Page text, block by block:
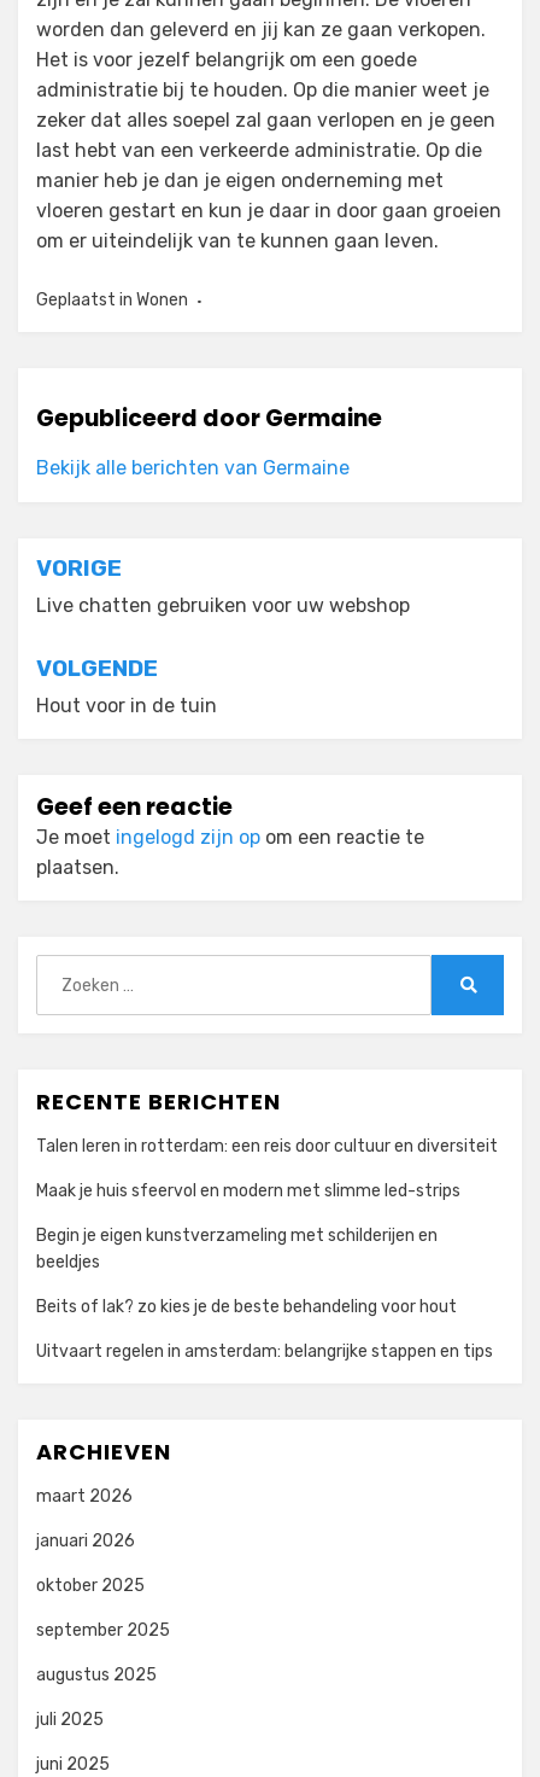
worden dan geleverd en jij kan ze gaan verkopen.
Het is voor jezelf belangrijk om een goede
administratie bij te houden. Op die manier weet je
zeker dat alles soepel zal gaan verlopen en je geen
last hebt van een verkeerde administratie. Op die
manier heb je dan je eigen onderneming met
vloeren gestart en kun je daar in door gaan groeien
om er uiteindelijk van te kunnen gaan leven.
Geplaatst in Wonen
Gepubliceerd doorGermaine
Bekijk alle berichten van Germaine
Bericht
navigatie
VORIGE
Live chatten gebruiken voor uw webshop
VOLGENDE
Hout voor in de tuin
Geef een reactie
Je moet ingelogd zijn op om een reactie te
plaatsen.
naar:
RECENTE BERICHTEN
Talen leren in rotterdam: een reis door cultuur en diversiteit
Maak je huis sfeervol en modern met slimme led-strips
Begin je eigen kunstverzameling met schilderijen en
beeldjes
Beits of lak? zo kies je de beste behandeling voor hout
Uitvaart regelen in amsterdam: belangrijke stappen en tips
ARCHIEVEN
maart 2026
januari 2026
oktober 2025
september 2025
augustus 2025
juli 2025
juni 2025